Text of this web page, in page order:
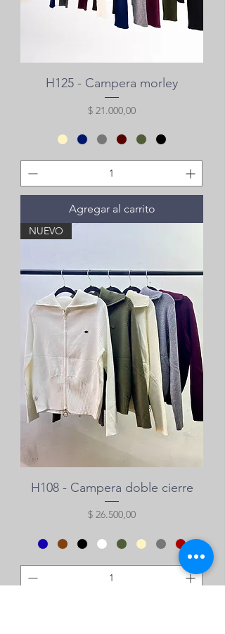
H125 - Campera morley
Precio
$ 21.000,00
Agregar al carrito
NUEVO
H108 - Campera doble cierre
Precio
$ 26.500,00